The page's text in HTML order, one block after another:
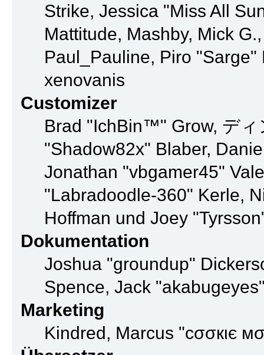
Strike, Jessica "Miss All
Mattitude, Mashby, Mick
Paul_Pauline, Piro
xenovanis
Customizer
Brad "IchBin™" Grow, ディ
"Shadow82x" Blaber,
Jonathan "vbgamer45"
"Labradoodle-360" Kerle,
Hoffman und Joey
Dokumentation
Joshua "groundup"
Spence, Jack
Marketing
Kindred, Marcus "cσσкιє